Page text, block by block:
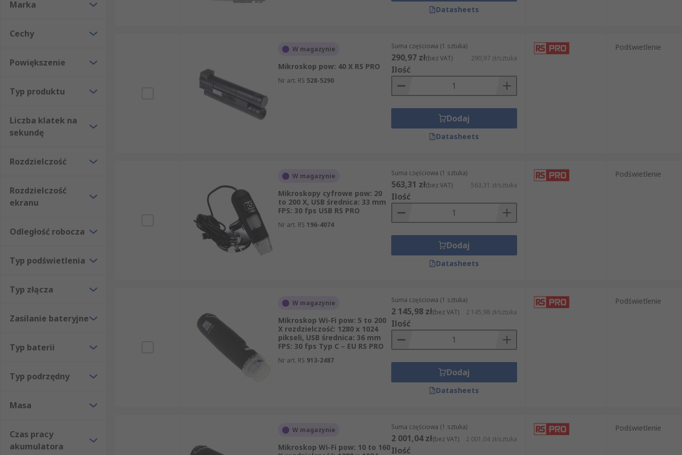
Marka
Cechy
Powiększenie
Typ produktu
Liczba klatek na
sekundę
Rozdzielczość
Rozdzielczość
ekranu
Odległość robocza
Typ podświetlenia
Typ złącza
Zasilanie bateryjne
Typ baterii
Typ podrzędny
Masa
Czas pracy
akumulatora
Datasheets
W magazynie
Mikroskop pow: 40 X RS PRO
Nr art. RS 528-5290
Suma częściowa (1 sztuka)
290,97 zł(bez VAT) 290,97 zł/sztuka
Ilość
Dodaj
Datasheets
Podświetlenie
W magazynie
Mikroskopy cyfrowe pow: 20
to 200 X, USB średnica: 33 mm
FPS: 30 fps USB RS PRO
Nr art. RS 196-4074
Suma częściowa (1 sztuka)
563,31 zł(bez VAT) 563,31 zł/sztuka
Ilość
Dodaj
Datasheets
Podświetlenie
W magazynie
Mikroskop Wi-Fi pow: 5 to 200
X rozdzielczość: 1280 x 1024
pikseli, USB średnica: 36 mm
FPS: 30 fps Typ C – EU RS PRO
Nr art. RS 913-2487
Suma częściowa (1 sztuka)
2 145,98 zł(bez VAT) 2 145,98 zł/sztuka
Ilość
Dodaj
Datasheets
Podświetlenie
W magazynie
Mikroskop Wi-Fi pow: 10 to 160
Suma częściowa (1 sztuka)
2 001,04 zł(bez VAT) 2 001,04 zł/sztuka
Ilość
Podświetlenie